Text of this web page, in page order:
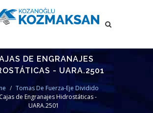
DE ENGRANAJES
- UARA.2501
Tomas De Fuerza-Eje Dividido
Cajas de Engranajes Hidrostáticas -
UARA.2501